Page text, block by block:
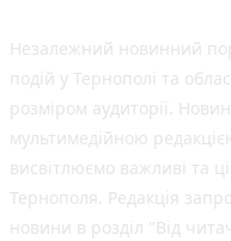
Незалежний новинний
подій у Тернополі та
розміром аудиторії.
мультимедійною
висвітлюємо важливі та
Тернополя. Редакція
новини в розділ "Від